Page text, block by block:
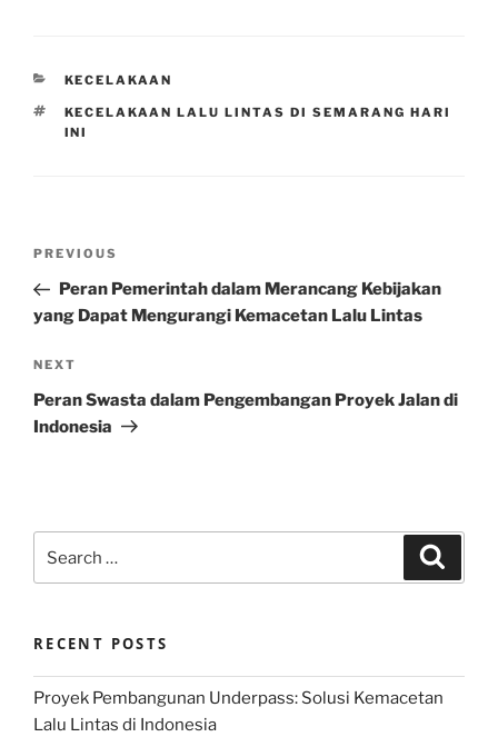
CATEGORIES
KECELAKAAN
TAGS
KECELAKAAN LALU LINTAS DI SEMARANG HARI
INI
Previous
Post
PREVIOUS
Peran Pemerintah dalam Merancang Kebijakan
yang Dapat Mengurangi Kemacetan Lalu Lintas
Next
Post
NEXT
Peran Swasta dalam Pengembangan Proyek Jalan di
Indonesia
for:
RECENT POSTS
Proyek Pembangunan Underpass: Solusi Kemacetan
Lalu Lintas di Indonesia